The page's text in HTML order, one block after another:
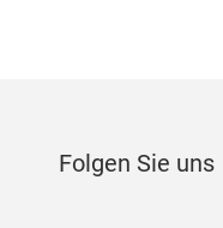
Folgen Sie uns